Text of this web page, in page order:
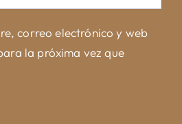
correo electrónico y web
la próxima vez que